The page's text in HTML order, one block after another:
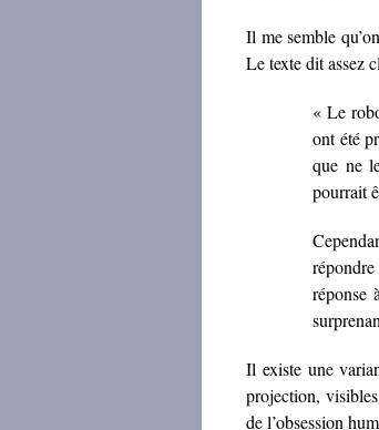
Il me semble
Le texte dit assez
« Le
ont été
que ne
pourrait
réponse
Il existe une
projection,
de l’obsession